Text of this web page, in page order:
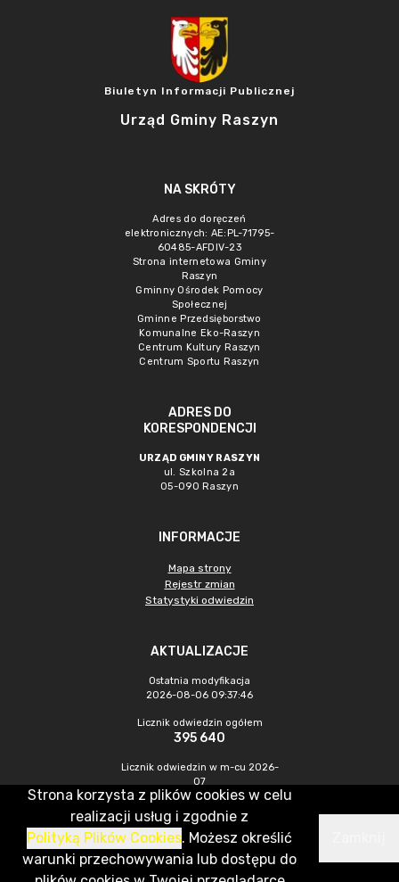
Biuletyn Informacji Publicznej
Urząd Gminy Raszyn
NA SKRÓTY
Adres do doręczeń
elektronicznych: AE:PL-71795-
60485-AFDIV-23
Strona internetowa Gminy
Raszyn
Gminny Ośrodek Pomocy
Społecznej
Gminne Przedsięborstwo
Komunalne Eko-Raszyn
Centrum Kultury Raszyn
Centrum Sportu Raszyn
ADRES DO
KORESPONDENCJI
URZĄD GMINY RASZYN
ul. Szkolna 2a
05-090 Raszyn
INFORMACJE
Mapa strony
Rejestr zmian
Statystyki odwiedzin
AKTUALIZACJE
Ostatnia modyfikacja
2026-08-06 09:37:46
Licznik odwiedzin ogółem
395 640
Licznik odwiedzin w m-cu 2026-
07
951
CMS & Hosting: Nefeni Sp. z o.o.
Strona korzysta z plików cookies w celu
realizacji usług i zgodnie z
Polityką Plików Cookies. Możesz określić
warunki przechowywania lub dostępu do